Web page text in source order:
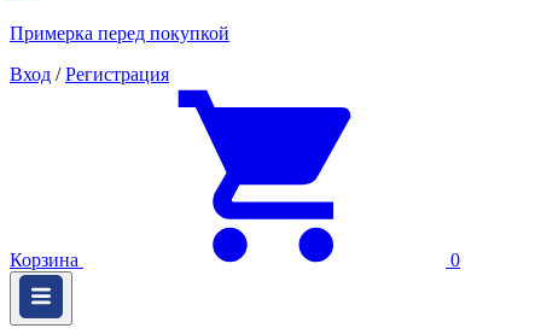
Примерка перед покупкой
Вход / Регистрация
Корзина 0